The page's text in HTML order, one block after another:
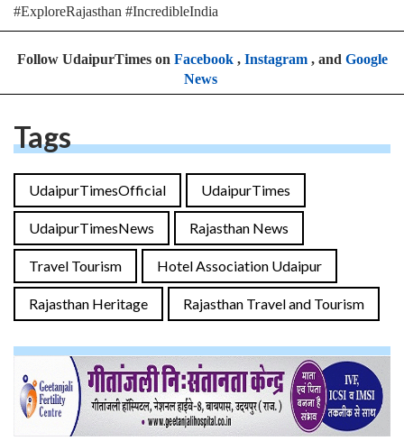
#ExploreRajasthan #IncredibleIndia
Follow UdaipurTimes on Facebook, Instagram, and Google
News
Tags
UdaipurTimesOfficial UdaipurTimes
UdaipurTimesNews Rajasthan News
Travel Tourism Hotel Association Udaipur
Rajasthan Heritage Rajasthan Travel and Tourism